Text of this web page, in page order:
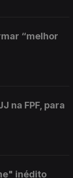
“melhor
na FPF, para
inédito